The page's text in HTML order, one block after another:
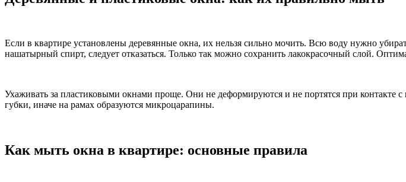
Если в квартире установлены деревянные окна, их нельзя сильно мочить. Всю воду нужно
нашатырный спирт, следует отказаться. Только так можно сохранить лакокрасочный слой.
Ухаживать за пластиковыми окнами проще. Они не деформируются и не портятся при контакте
губки, иначе на рамах образуются микроцарапины.
Как мыть окна в квартире: основные правила